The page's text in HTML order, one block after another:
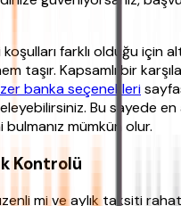
koşulları farklı olduğu için
taşır. Kapsamlı bir
banka seçenekleri
Bu sayede en
bulmanız mümkün olur.
Kontrolü
mi ve aylık taksiti